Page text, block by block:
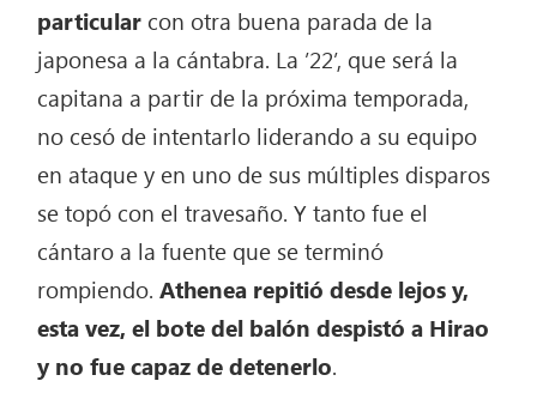
particular con otra buena parada de la
japonesa a la cántabra. La ’22’, que será la
capitana a partir de la próxima temporada,
no cesó de intentarlo liderando a su equipo
en ataque y en uno de sus múltiples disparos
se topó con el travesaño. Y tanto fue el
cántaro a la fuente que se terminó
rompiendo.Athenea repitió desde lejos y,
esta vez, el bote del balón despistó a Hirao
y no fue capaz de detenerlo.